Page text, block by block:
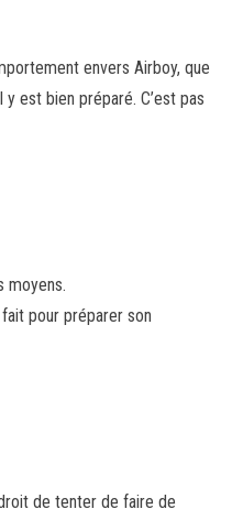
envers Airboy, que
est bien préparé. C’est pas
moyens.
pour préparer son
de tenter de faire de